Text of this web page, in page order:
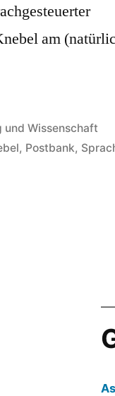
am
und Wissenschaft
, Postbank,